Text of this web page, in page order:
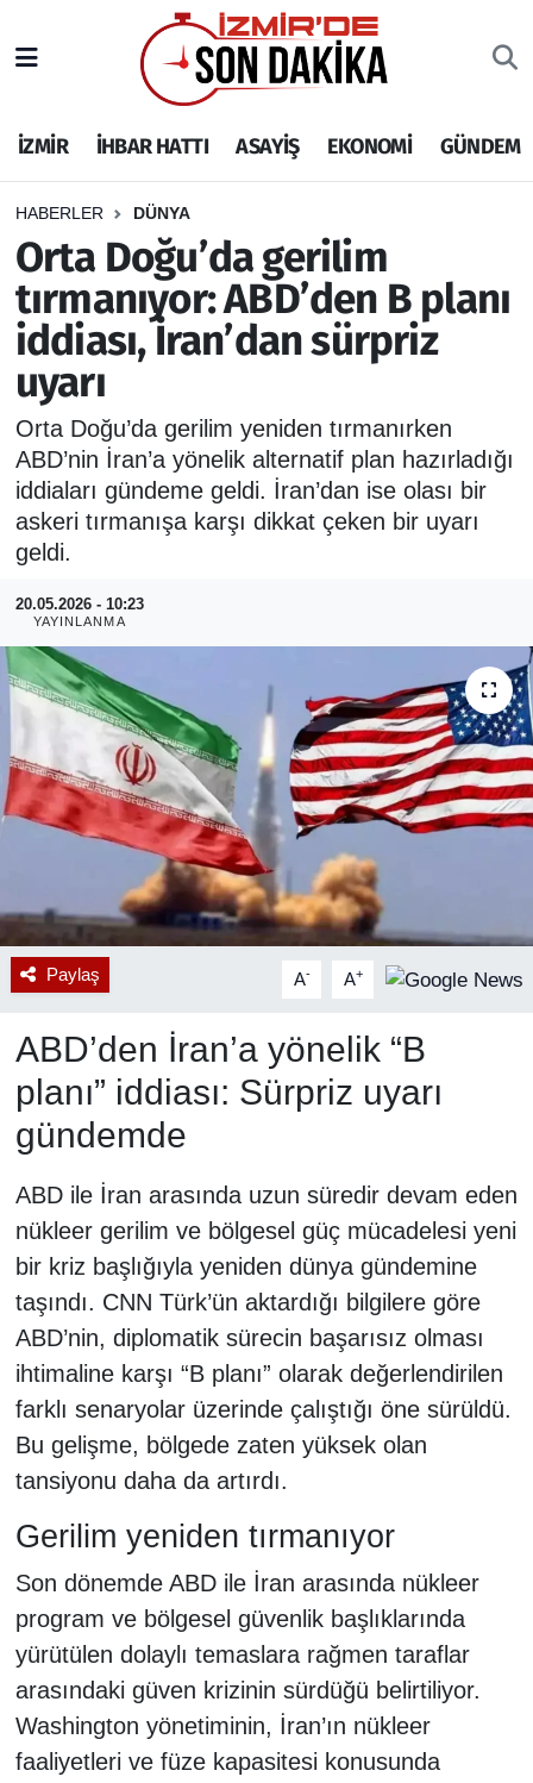
İZMİR İHBAR HATTI ASAYİŞ EKONOMİ GÜNDEM
HABERLER DÜNYA
Orta Doğu’da gerilim
tırmanıyor: ABD’den B planı
iddiası, İran’dan sürpriz
uyarı
Orta Doğu’da gerilim yeniden tırmanırken
ABD’nin İran’a yönelik alternatif plan hazırladığı
iddiaları gündeme geldi. İran’dan ise olası bir
askeri tırmanışa karşı dikkat çeken bir uyarı
geldi.
20.05.2026 - 10:23
YAYINLANMA
Paylaş A- A+
ABD’den İran’a yönelik “B
planı” iddiası: Sürpriz uyarı
gündemde
ABD ile İran arasında uzun süredir devam eden
nükleer gerilim ve bölgesel güç mücadelesi yeni
bir kriz başlığıyla yeniden dünya gündemine
taşındı. CNN Türk’ün aktardığı bilgilere göre
ABD’nin, diplomatik sürecin başarısız olması
ihtimaline karşı “B planı” olarak değerlendirilen
farklı senaryolar üzerinde çalıştığı öne sürüldü.
Bu gelişme, bölgede zaten yüksek olan
tansiyonu daha da artırdı.
Gerilim yeniden tırmanıyor
Son dönemde ABD ile İran arasında nükleer
program ve bölgesel güvenlik başlıklarında
yürütülen dolaylı temaslara rağmen taraflar
arasındaki güven krizinin sürdüğü belirtiliyor.
Washington yönetiminin, İran’ın nükleer
faaliyetleri ve füze kapasitesi konusunda
İHBAR HATTI
DEPREM
GENEL
EKONOMİ
SİYASET
SPOR
ASAYİŞ
İzmir Nöbetçi Eczaneler
İzmir Hava Durumu
İzmir Namaz Vakitleri
İzmir Trafik Yoğunluk Haritası
Puan Durumu ve Fikstür
Tüm Manşetler
Son Dakika Haberleri
Haber Arşivi